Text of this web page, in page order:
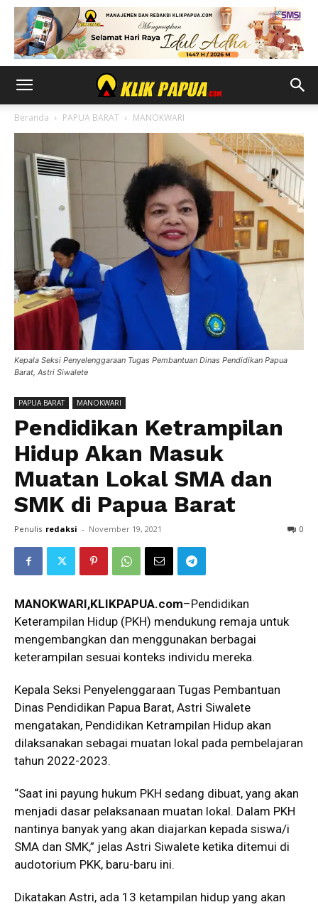
Beranda PAPUA BARAT MANOKWARI
Kepala Seksi Penyelenggaraan Tugas Pembantuan Dinas Pendidikan Papua
Barat, Astri Siwalete
PAPUA BARAT MANOKWARI
Pendidikan Ketrampilan
Hidup Akan Masuk
Muatan Lokal SMA dan
SMK di Papua Barat
Penulis redaksi - November 19, 2021 0
MANOKWARI,KLIKPAPUA.com–Pendidikan
Keterampilan Hidup (PKH) mendukung remaja untuk
mengembangkan dan menggunakan berbagai
keterampilan sesuai konteks individu mereka.
Kepala Seksi Penyelenggaraan Tugas Pembantuan
Dinas Pendidikan Papua Barat, Astri Siwalete
mengatakan, Pendidikan Ketrampilan Hidup akan
dilaksanakan sebagai muatan lokal pada pembelajaran
tahun 2022-2023.
“Saat ini payung hukum PKH sedang dibuat, yang akan
menjadi dasar pelaksanaan muatan lokal. Dalam PKH
nantinya banyak yang akan diajarkan kepada siswa/i
SMA dan SMK,” jelas Astri Siwalete ketika ditemui di
audotorium PKK, baru-baru ini.
Dikatakan Astri, ada 13 ketampilan hidup yang akan